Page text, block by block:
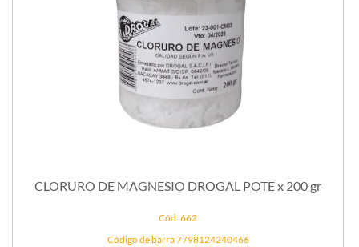
CLORURO DE MAGNESIO DROGAL POTE x 200 gr
Cód: 662
Código de barra 7798124240466